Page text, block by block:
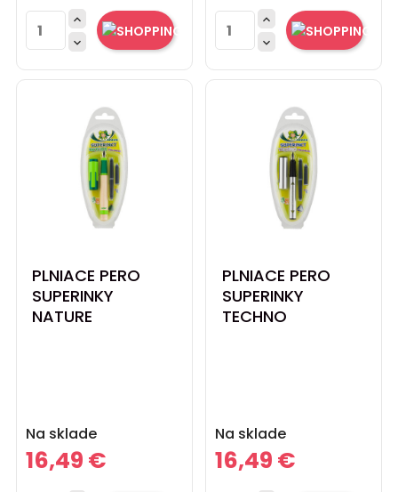




PLNIACE PERO
SUPERINKY
NATURE
Na sklade
Cena
16,49 €
PLNIACE PERO
SUPERINKY
TECHNO
Na sklade
Cena
16,49 €